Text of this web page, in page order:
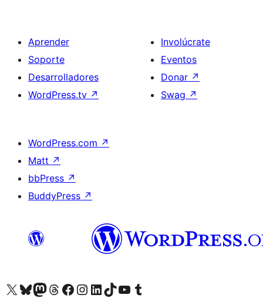
Aprender
Soporte
Desarrolladores
WordPress.tv ↗
Involúcrate
Eventos
Donar ↗
Swag ↗
WordPress.com ↗
Matt ↗
bbPress ↗
BuddyPress ↗
Visita nuestra cuenta de X (anteriormente Twitter)
Visita nuestra cuenta de Bluesky
Visita nuestra cuenta de Mastodon
Visita nuestra cuenta de Threads
Visita nuestra página de Facebook
Visita nuestra cuenta de Instagram
Visita nuestra cuenta de LinkedIn
Visita nuestra cuenta de TikTok
Visita nuestro canal de YouTube
Visita nuestra cuenta de Tumblr